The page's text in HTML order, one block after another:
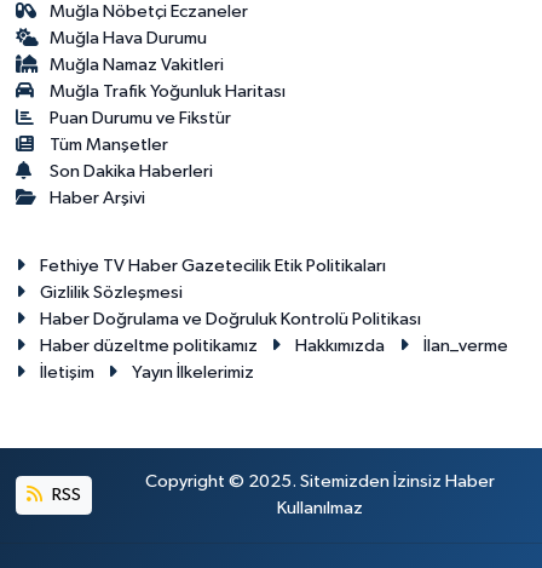
Muğla Nöbetçi Eczaneler
Muğla Hava Durumu
Muğla Namaz Vakitleri
Muğla Trafik Yoğunluk Haritası
Puan Durumu ve Fikstür
Tüm Manşetler
Son Dakika Haberleri
Haber Arşivi
Fethiye TV Haber Gazetecilik Etik Politikaları
Gizlilik Sözleşmesi
Haber Doğrulama ve Doğruluk Kontrolü Politikası
Haber düzeltme politikamız
Hakkımızda
İlan_verme
İletişim
Yayın İlkelerimiz
RSS
Copyright © 2025. Sitemizden İzinsiz Haber
Kullanılmaz